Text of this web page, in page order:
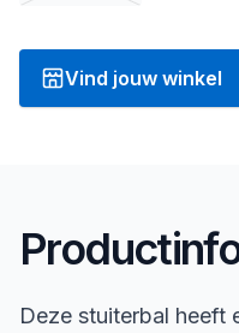
Vind jouw winkel
Deze stuiterbal heeft